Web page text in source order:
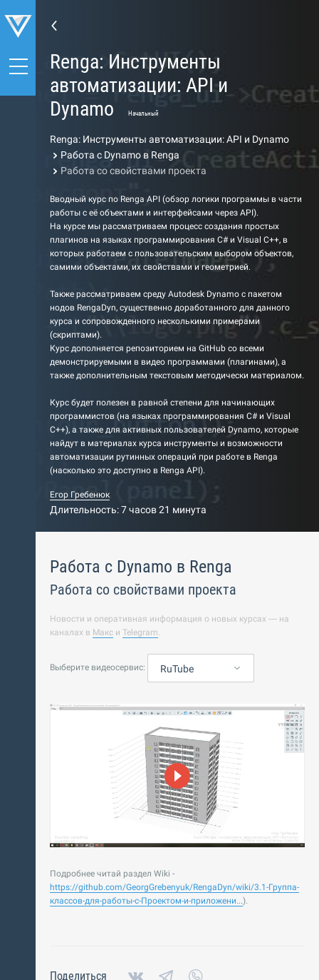
Renga: Инструменты
автоматизации: API и
Dynamo
Начальный
Renga: Инструменты автоматизации: API и Dynamo
Работа с Dynamo в Renga
Работа со свойствами проекта
Вводный курс по Renga API (обзор логики программы в части
работы с её объектами и интерфейсами через API).
На курсе мы рассматриваем процесс создания простых
плагинов на языках программирования C# и Visual C++, в
которых работаем с пользовательским выбором объектов,
самими объектами, их свойствами и геометрией.
Также рассматриваем среду Autodesk Dynamo с пакетом
нодов RengaDyn, существенно доработанного для данного
курса и сопровожденного несколькими примерами
(скриптами).
Курс дополняется репозиторием на GitHub со всеми
демонстрируемыми в видео программами (плагинами), а
также дополнительным текстовым методически материалом.
Курс будет полезен в равной степени для начинающих
программистов (на языках программирования C# и Visual
C++), а также для активных пользователей Dynamo, которые
найдут в материалах курса инструменты и возможности
автоматизации рутинных операций при работе в Renga
(насколько это доступно в Renga API).
Егор Гребенюк
Длительность: 7 часов 21 минута
Работа с Dynamo в Renga
Работа со свойствами проекта
Новости и оперативная информация о новых курсах — на
каналах в Макс и Telegram.
Выберите видеосервис: RuTube
Подробнее читай раздел Wiki -
https://github.com/GeorgGrebenyuk/RengaDyn/wiki/3.1-Группа-
классов-для-работы-с-Проектом-и-приложени...).
Поделиться